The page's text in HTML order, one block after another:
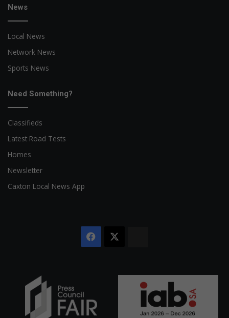
News
Local News
Network News
Sports News
Need Something?
Classifieds
Latest Road Tests
Homes
Newsletter
Caxton Local News App
Facebook